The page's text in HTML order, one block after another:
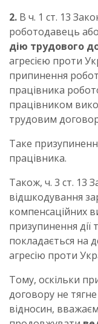
2. В ч. 1 ст. 13
роботодавець
дію трудового
агресією проти
припинення
працівника
працівником
трудовим
Таке
працівника.
Також, ч. 3 ст. 13
відшкодування
компенсаційних
призупинення дії
покладається на
агресію проти
Тому, оскільки
договору не
відносин,